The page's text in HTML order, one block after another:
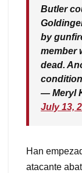
Butler
by
member
dead.
— Meryl
July 13,
Han
atacante